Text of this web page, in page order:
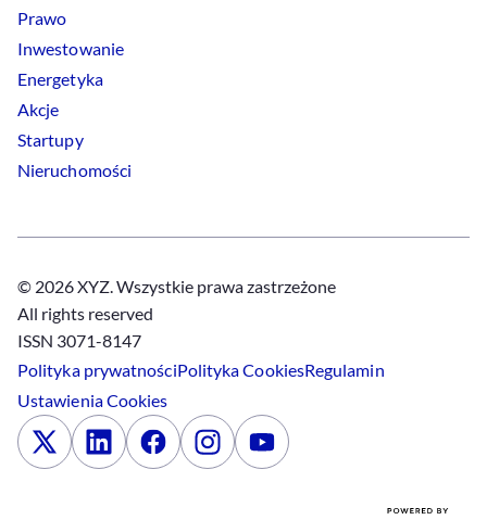
Prawo
Inwestowanie
Energetyka
Akcje
Startupy
Nieruchomości
© 2026 XYZ. Wszystkie prawa zastrzeżone
All rights reserved
ISSN 3071-8147
Polityka prywatnościPolitykaCookiesRegulamin
UstawieniaCookies
x LinkedinFacebookInstagramYoutube